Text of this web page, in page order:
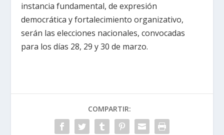
instancia fundamental, de expresión
democrática y fortalecimiento organizativo,
serán las elecciones nacionales, convocadas
para los días 28, 29 y 30 de marzo.
COMPARTIR: